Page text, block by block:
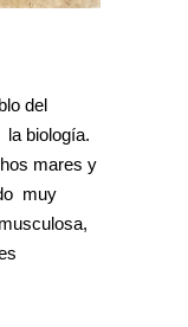
del
la biología.
mares y
muy